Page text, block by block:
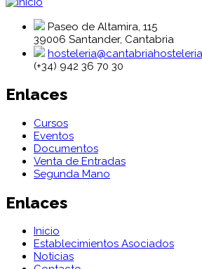
Paseo de Altamira, 115
39006 Santander, Cantabria
(+34) 942 36 70 30
Enlaces
Cursos
Eventos
Documentos
Venta de Entradas
Segunda Mano
Enlaces
Inicio
Establecimientos Asociados
Noticias